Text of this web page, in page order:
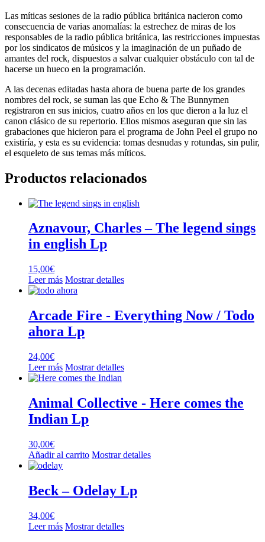
Las míticas sesiones de la radio pública británica nacieron como
consecuencia de varias anomalías: la estrechez de miras de los
responsables de la radio pública británica, las restricciones impuestas
por los sindicatos de músicos y la imaginación de un puñado de
amantes del rock, dispuestos a salvar cualquier obstáculo con tal de
hacerse un hueco en la programación.
A las decenas editadas hasta ahora de buena parte de los grandes
nombres del rock, se suman las que Echo & The Bunnymen
registraron en sus inicios, cuatro años en los que dieron a la luz el
canon clásico de su repertorio. Ellos mismos aseguran que sin las
grabaciones que hicieron para el programa de John Peel el grupo no
existiría, y esta es su evidencia: tomas desnudas y rotundas, sin pulir,
el esqueleto de sus temas más míticos.
Productos relacionados
Aznavour, Charles – The legend sings
in english Lp
15,00€
Leer más Mostrar detalles
Arcade Fire ‎- Everything Now / Todo
ahora Lp
24,00€
Leer más Mostrar detalles
Animal Collective ‎- Here comes the
Indian Lp
30,00€
Añadir al carrito Mostrar detalles
Beck – Odelay Lp
34,00€
Leer más Mostrar detalles